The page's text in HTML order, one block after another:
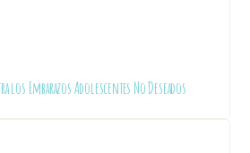
Embarazos Adolescentes No Deseados